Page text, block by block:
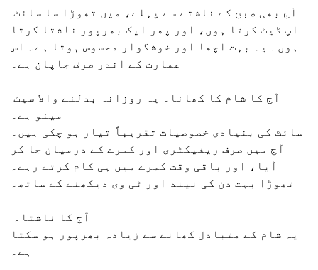
آج بھی صبح کے ناشتے سے پہلے، میں تھوڑا سا سائٹ
اپ ڈیٹ کرتا ہوں، اور پھر ایک بھرپور ناشتا کرتا
ہوں۔ یہ بہت اچھا اور خوشگوار محسوس ہوتا ہے۔ اس
عمارت کے اندر صرف جاپان ہے۔
آج کا شام کا کھانا۔ یہ روزانہ بدلنے والا سیٹ
مینو ہے۔
سائٹ کی بنیادی خصوصیات تقریباً تیار ہو چکی ہیں۔
آج میں صرف ریفیکٹری اور کمرے کے درمیان جا کر
آیا، اور باقی وقت کمرے میں ہی کام کرتے رہے۔
تھوڑا بہت دن کی نیند اور ٹی وی دیکھنے کے ساتھ۔
آج کا ناشتا۔
یہ شام کے متبادل کھانے سے زیادہ بھرپور ہو سکتا
ہے۔